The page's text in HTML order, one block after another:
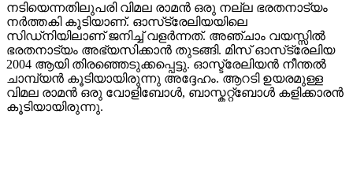
നടിയെന്നതിലുപരി വിമല രാമൻ ഒരു നല്ല ഭരതനാട്യം
നർത്തകി കൂടിയാണ്. ഓസ്‌ട്രേലിയയിലെ
സിഡ്‌നിയിലാണ് ജനിച്ച് വളർന്നത്. അഞ്ചാം വയസ്സിൽ
ഭരതനാട്യം അഭ്യസിക്കാൻ തുടങ്ങി. മിസ് ഓസ്‌ട്രേലിയ
2004 ആയി തിരഞ്ഞെടുക്കപ്പെട്ടു. ഓസ്ട്രേലിയൻ നീന്തൽ
ചാമ്പ്യൻ കൂടിയായിരുന്നു അദ്ദേഹം. ആറടി ഉയരമുള്ള
വിമല രാമൻ ഒരു വോളിബോൾ, ബാസ്കറ്റ്ബോൾ കളിക്കാരൻ
കൂടിയായിരുന്നു.